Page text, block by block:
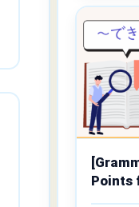
Points